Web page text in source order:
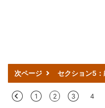
次ページ セクション5
< 1 2 3 4